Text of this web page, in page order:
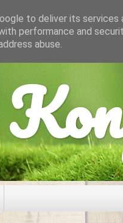
to deliver its services
performance and
abuse.